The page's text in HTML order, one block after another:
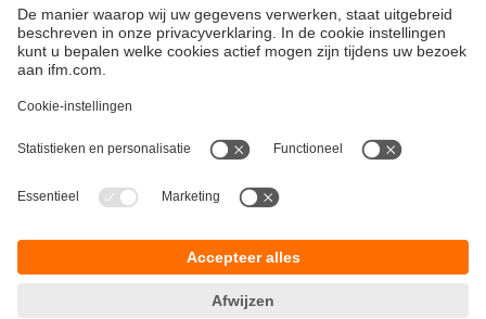
Duurzaamheid
Algemene verkoop- en leveringsvoorwaarden
Locaties (EN)
Privacyreglement
ifm electronic b.v.
e-mailinfo.nl@ifm.com